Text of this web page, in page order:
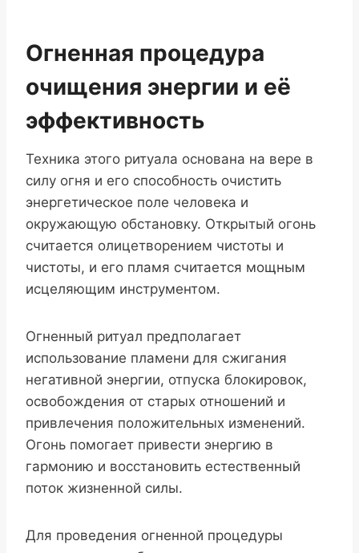
Огненная процедура
очищения энергии и её
эффективность
Техника этого ритуала основана на вере в
силу огня и его способность очистить
энергетическое поле человека и
окружающую обстановку. Открытый огонь
считается олицетворением чистоты и
чистоты, и его пламя считается мощным
исцеляющим инструментом.
Огненный ритуал предполагает
использование пламени для сжигания
негативной энергии, отпуска блокировок,
освобождения от старых отношений и
привлечения положительных изменений.
Огонь помогает привести энергию в
гармонию и восстановить естественный
поток жизненной силы.
Для проведения огненной процедуры